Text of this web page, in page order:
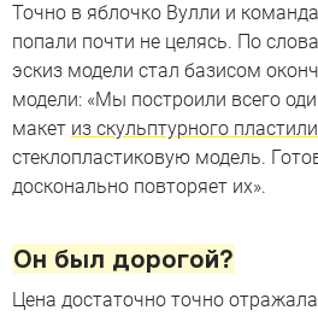
Точно в яблочко Вулли и
попали почти не целясь. По
эскиз модели стал базисом
модели: «Мы построили всего
макет из скульптурного
стеклопластиковую модель.
досконально повторяет их».
Он был дорогой?
Цена достаточно точно